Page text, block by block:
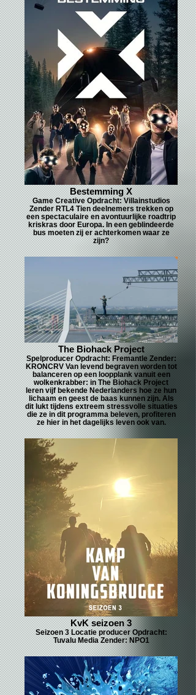
Bestemming X
Game Creative Opdracht: Villainstudios
Zender RTL4 Tien deelnemers trekken op
een spectaculaire en avontuurlijke roadtrip
kriskras door Europa. In een geblindeerde
bus moeten zij er achterkomen waar ze
zijn?
The Biohack Project
Spelproducer Opdracht: Fremantle Zender:
KRONCRV Van levend begraven worden tot
balanceren op een loopplank vanuit een
wolkenkrabber: in The Biohack Project
leren vijf bekende Nederlanders hoe ze hun
lichaam en geest de baas kunnen zijn. Als
dit lukt tijdens extreem stressvolle situaties
die ze in dit programma beleven, profiteren
ze hier in het dagelijks leven ook van.
KvK seizoen 3
Seizoen 3 Locatie producer Opdracht:
Tuvalu Media Zender: NPO1